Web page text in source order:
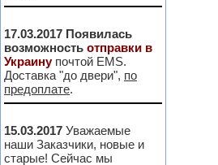
17.03.2017 Появилась
возможность отправки в
Украинупочтой EMS.
Доставка "до двери", по
предоплате.
15.03.2017 Уважаемые
наши Заказчики, новые и
старые! Сейчас мы